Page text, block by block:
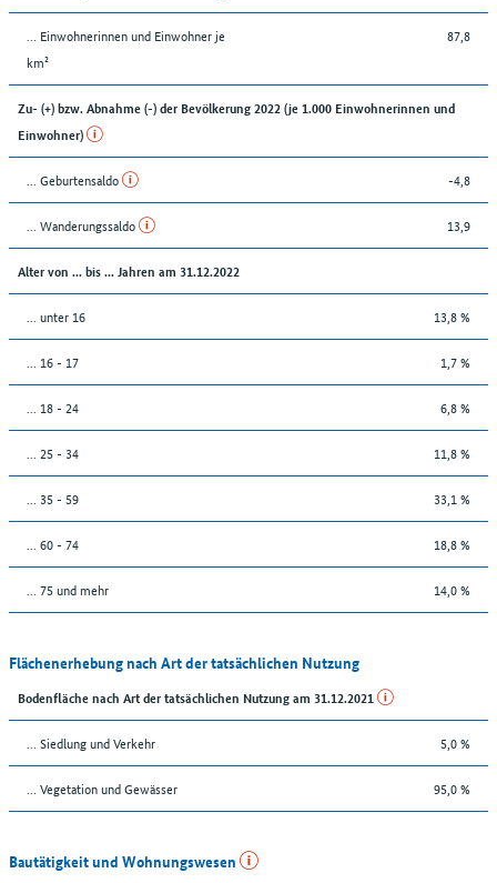
… Einwohnerinnen und Einwohner je
km²
87,8
Zu- (+) bzw. Abnahme (-) der Bevölkerung 2022 (je 1.000 Einwohnerinnen und
Einwohner)
... Geburtensaldo -4,8
... Wanderungssaldo 13,9
Alter von ... bis ... Jahren am 31.12.2022
... unter 16 13,8 %
... 16 - 17 1,7 %
... 18 - 24 6,8 %
... 25 - 34 11,8 %
... 35 - 59 33,1 %
... 60 - 74 18,8 %
... 75 und mehr 14,0 %
Flächenerhebung nach Art der tatsächlichen Nutzung
Bodenfläche nach Art der tatsächlichen Nutzung am 31.12.2021
… Siedlung und Verkehr 5,0 %
… Vegetation und Gewässer 95,0 %
Bautätigkeit und Wohnungswesen